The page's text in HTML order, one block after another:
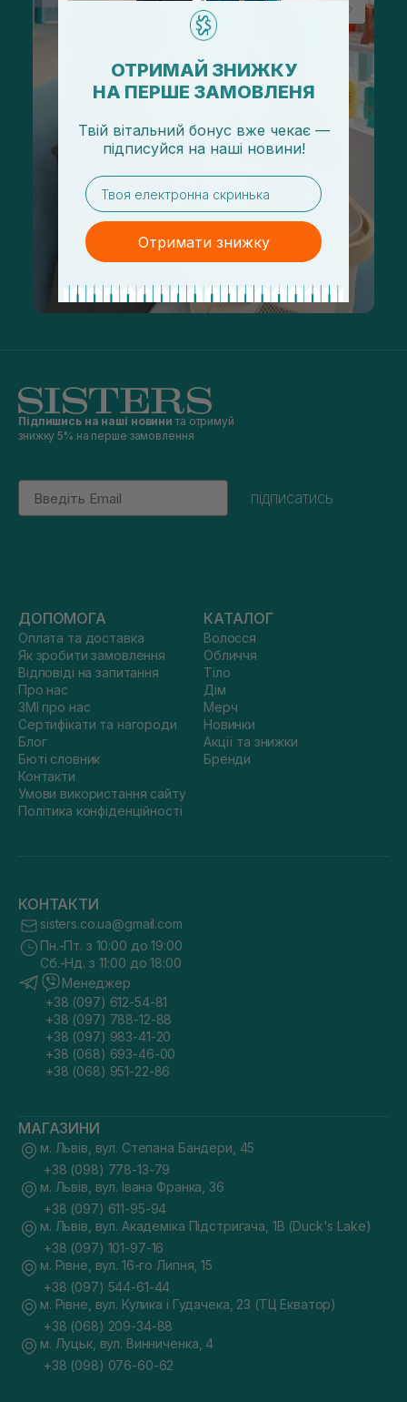
Підпишись на наші новини та отримуй
знижку 5% на перше замовлення
Email
підписатись
ДОПОМОГА
Оплата та доставка
Як зробити замовлення
Відповіді на запитання
Про нас
ЗМІ про нас
Сертифікати та нагороди
Блог
Бюті словник
Контакти
Умови використання сайту
Політика конфіденційності
КАТАЛОГ
Волосся
Обличчя
Тіло
Дім
Мерч
Новинки
Акції та знижки
Бренди
КОНТАКТИ
sisters.co.ua@gmail.com
Пн.-Пт. з 10:00 до 19:00
Сб.-Нд. з 11:00 до 18:00
Менеджер
+38 (097) 612-54-81
+38 (097) 788-12-88
+38 (097) 983-41-20
+38 (068) 693-46-00
+38 (068) 951-22-86
МАГАЗИНИ
м. Львів, вул. Степана Бандери, 45
+38 (098) 778-13-79
м. Львів, вул. Івана Франка, 36
+38 (097) 611-95-94
м. Львів, вул. Академіка Підстригача, 1В (Duck's Lake)
+38 (097) 101-97-16
м. Рівне, вул. 16-го Липня, 15
+38 (097) 544-61-44
м. Рівне, вул. Кулика і Гудачека, 23 (ТЦ Екватор)
+38 (068) 209-34-88
м. Луцьк, вул. Винниченка, 4
+38 (098) 076-60-62
ОТРИМАЙ ЗНИЖКУ
НА ПЕРШЕ ЗАМОВЛЕНЯ
Твій вітальний бонус вже чекає —
підписуйся на наші новини!
email
Отримати знижку